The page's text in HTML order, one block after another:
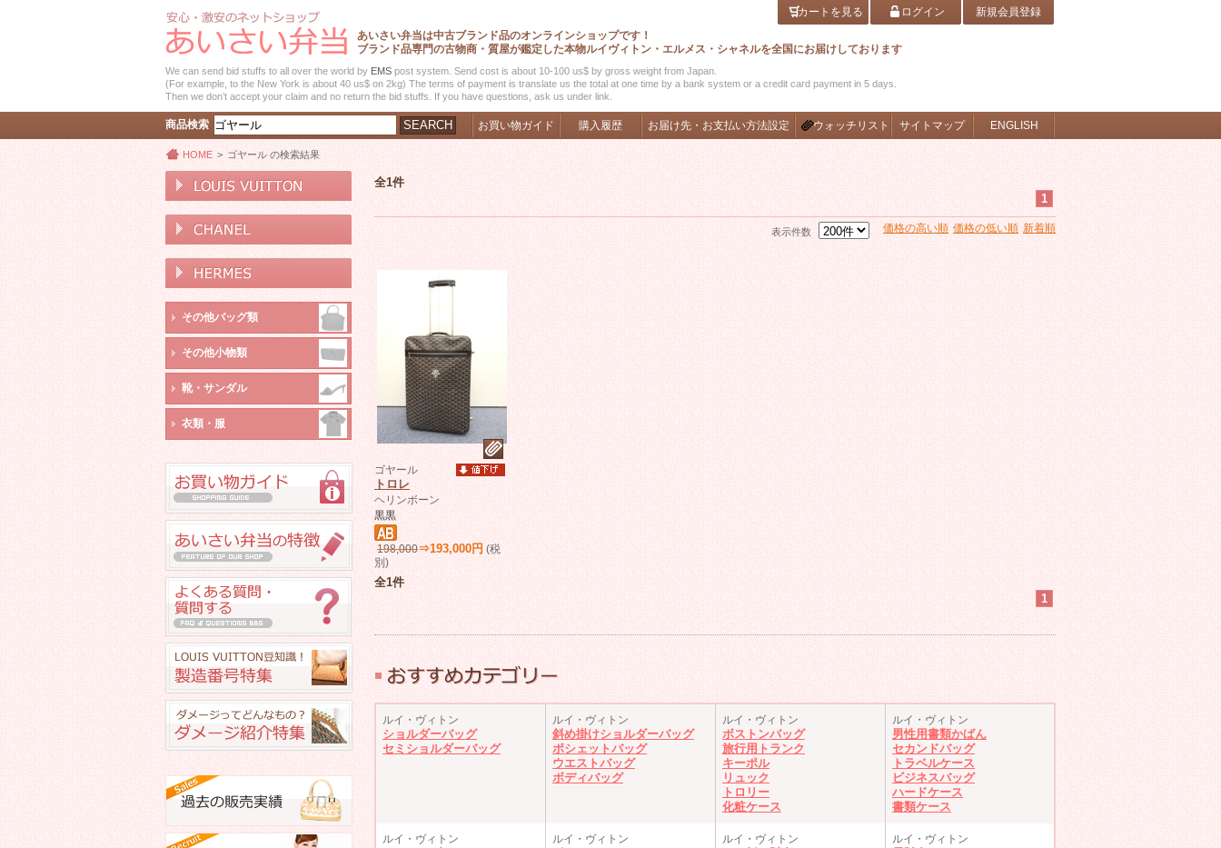
あいさい弁当は中古ブランド品のオンラインショップです！
ブランド品専門の古物商・質屋が鑑定した本物ルイヴィトン・エルメス・シャネルを全国にお届けしております
We can send bid stuffs to all over the world by EMS post system. Send cost is about 10-100 us$ by gross weight from Japan.
(For example, to the New York is about 40 us$ on 2kg) The terms of payment is translate us the total at one time by a bank system or a credit card payment in 5 days.
Then we don’t accept your claim and no return the bid stuffs. If you have questions, ask us under link.
カートを見る ログイン 新規会員登録
商品検索 SEARCH お買い物ガイド 購入履歴 お届け先・お支払い方法設定 ウォッチリスト サイトマップ ENGLISH
HOME > ゴヤール の検索結果
全1件
1
表示件数 価格の高い順 価格の低い順 新着順
ゴヤール
トロレ
ヘリンボーン
黒黒
198,000⇒193,000円 (税
別)
全1件
1
ルイ・ヴィトン
ショルダーバッグ
セミショルダーバッグ
ルイ・ヴィトン
斜め掛けショルダーバッグ
ポシェットバッグ
ウエストバッグ
ボディバッグ
ルイ・ヴィトン
ボストンバッグ
旅行用トランク
キーポル
リュック
トロリー
化粧ケース
ルイ・ヴィトン
男性用書類かばん
セカンドバッグ
トラベルケース
ビジネスバッグ
ハードケース
書類ケース
ルイ・ヴィトン ルイ・ヴィトン ルイ・ヴィトン ルイ・ヴィトン
その他バッグ類
その他小物類
靴・サンダル
衣類・服